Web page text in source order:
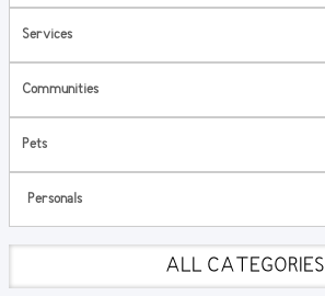
Services
Communities
Pets
Personals
ALL CATEGORIES